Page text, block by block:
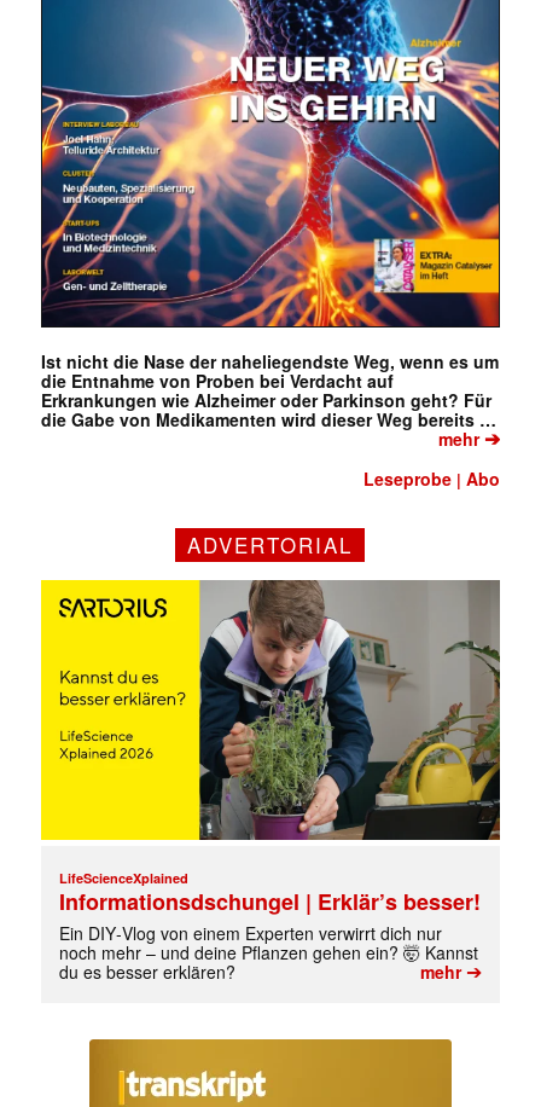
Ist nicht die Nase der naheliegendste Weg, wenn es um
die Entnahme von Proben bei Verdacht auf
Erkrankungen wie Alzheimer oder Parkinson geht? Für
die Gabe von Medikamenten wird dieser Weg bereits …
mehr➔
Leseprobe |Abo
ADVERTORIAL
LifeScienceXplained
Informationsdschungel | Erklär’s besser!
Ein DIY‑Vlog von einem Experten verwirrt dich nur
noch mehr – und deine Pflanzen gehen ein? 🤯 Kannst
du es besser erklären?
mehr➔